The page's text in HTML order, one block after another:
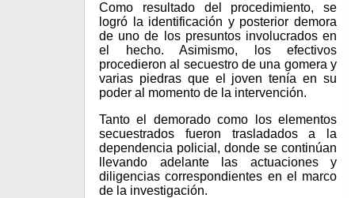
Como resultado del procedimiento, se
logró la identificación y posterior demora
de uno de los presuntos involucrados en
el hecho. Asimismo, los efectivos
procedieron al secuestro de una gomera y
varias piedras que el joven tenía en su
poder al momento de la intervención.
Tanto el demorado como los elementos
secuestrados fueron trasladados a la
dependencia policial, donde se continúan
llevando adelante las actuaciones y
diligencias correspondientes en el marco
de la investigación.